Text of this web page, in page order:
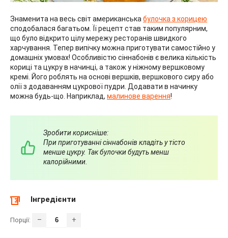
Знаменита на весь світ американська булочка з корицею
сподобалася багатьом. Її рецепт став таким популярним,
що було відкрито цілу мережу ресторанів швидкого
харчування. Тепер випічку можна приготувати самостійно у
домашніх умовах! Особливістю сіннабонів є велика кількість
кориці та цукру в начинці, а також у ніжному вершковому
кремі. Його роблять на основі вершків, вершкового сиру або
олії з додаванням цукрової пудри. Додавати в начинку
можна будь-що. Наприклад, малинове варення!
Зробити корисніше:
При приготуванні сіннабонів кладіть у тісто
менше цукру. Так булочки будуть менш
калорійними.
Інгредієнти
Порції: – +